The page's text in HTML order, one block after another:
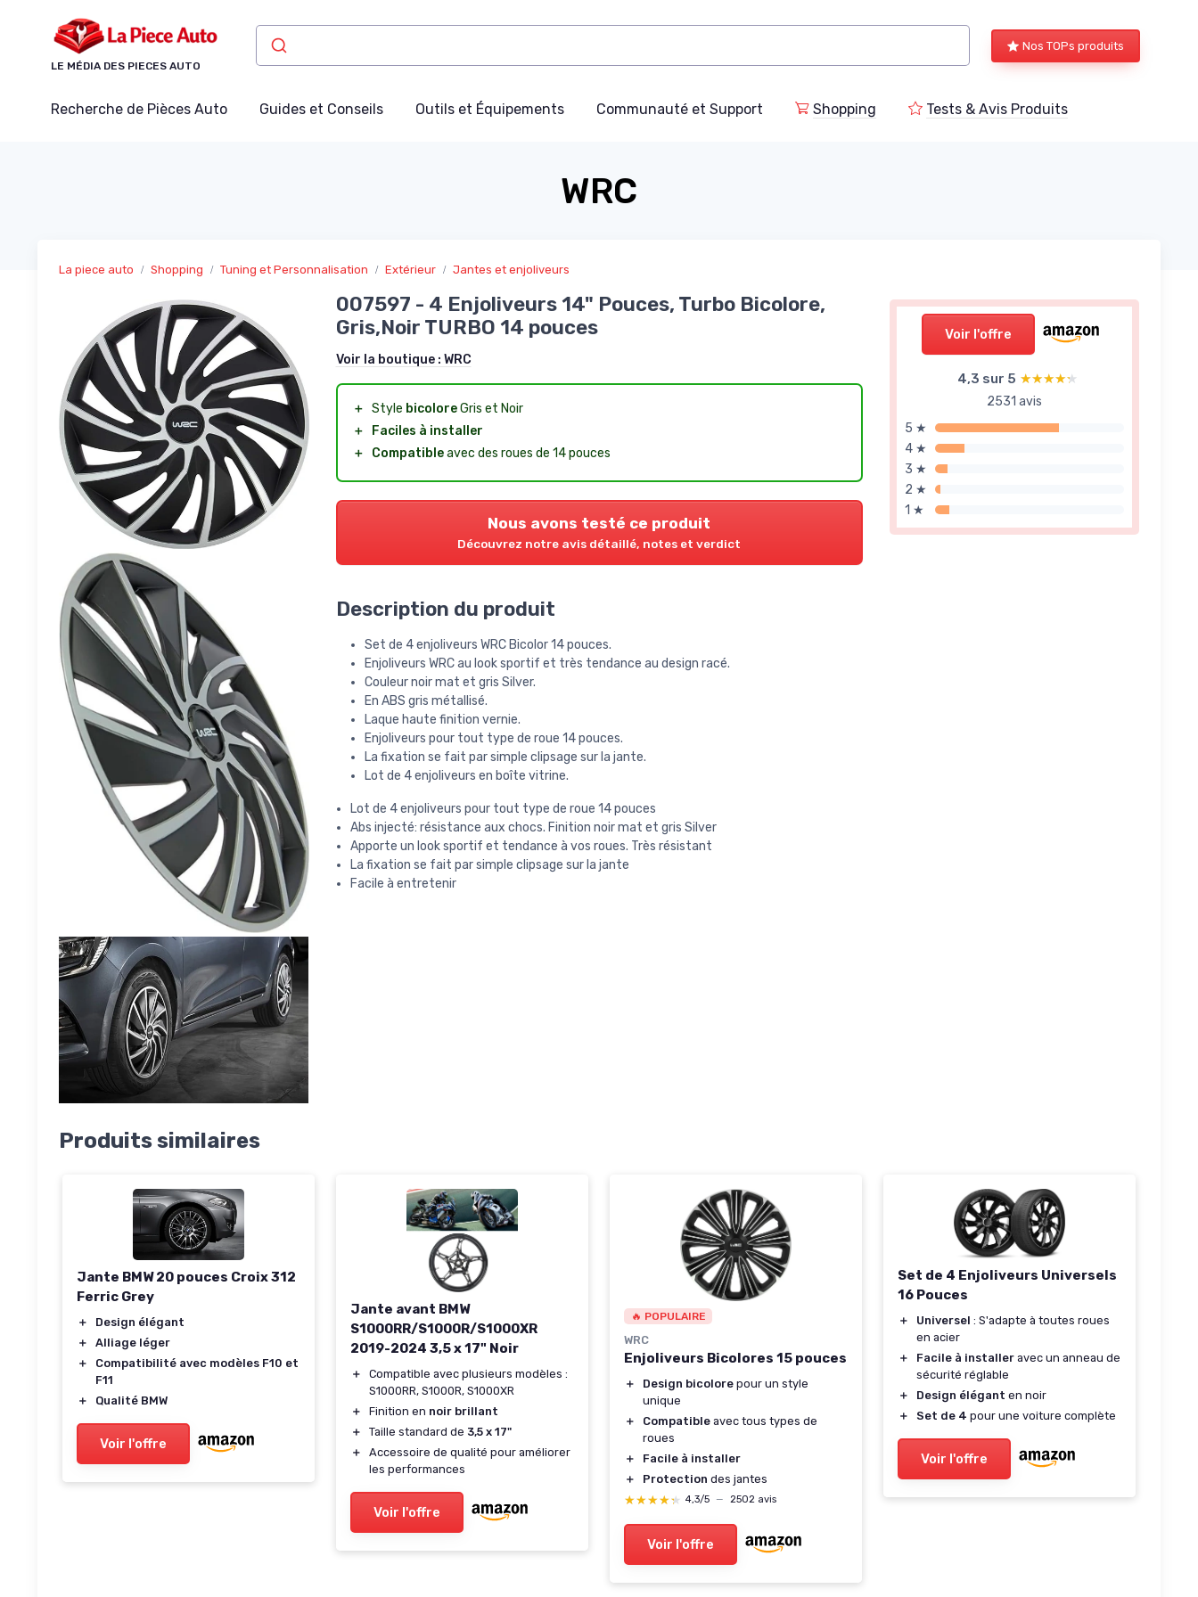
LE MÉDIA DES PIECES AUTO
Nos TOPs produits
Recherche de Pièces Auto Guides et Conseils Outils et Équipements Communauté et Support Shopping Tests & Avis Produits
WRC
La piece auto Shopping Tuning et Personnalisation Extérieur Jantes et enjoliveurs
Voir l'offre
4,3 sur 5 ★★★★★
★★★★★
2531 avis
5 ★
4 ★
3 ★
2 ★
1 ★
007597 - 4 Enjoliveurs 14" Pouces, Turbo Bicolore,
Gris,Noir TURBO 14 pouces
Voir la boutique : WRC
＋ Style bicoloreGris et Noir
＋
Faciles à installer
＋
Compatibleavec des roues de 14 pouces
Nous avons testé ce produit
Découvrez notre avis détaillé, notes et verdict
Description du produit
Set de 4 enjoliveurs WRC Bicolor 14 pouces.
Enjoliveurs WRC au look sportif et très tendance au design racé.
Couleur noir mat et gris Silver.
En ABS gris métallisé.
Laque haute finition vernie.
Enjoliveurs pour tout type de roue 14 pouces.
La fixation se fait par simple clipsage sur la jante.
Lot de 4 enjoliveurs en boîte vitrine.
Lot de 4 enjoliveurs pour tout type de roue 14 pouces
Abs injecté: résistance aux chocs. Finition noir mat et gris Silver
Apporte un look sportif et tendance à vos roues. Très résistant
La fixation se fait par simple clipsage sur la jante
Facile à entretenir
Produits similaires
Jante BMW 20 pouces Croix 312
Ferric Grey
＋
Design élégant
＋
Alliage léger
＋
Compatibilité avec modèles F10 et
F11
＋
Qualité BMW
Voir l'offre
Jante avant BMW
S1000RR/S1000R/S1000XR
2019-2024 3,5 x 17" Noir
＋
Compatible avec plusieurs modèles :
S1000RR, S1000R, S1000XR
＋
Finition en noir brillant
＋
Taille standard de 3,5 x 17"
＋
Accessoire de qualité pour améliorer
les performances
Voir l'offre
🔥 POPULAIRE
WRC
Enjoliveurs Bicolores 15 pouces
＋ Design bicolore pour un style
unique
＋
Compatible avec tous types de
roues
＋
Facile à installer
＋
Protection des jantes
★★★★★
★★★★★ 4,3/5 — 2502 avis
Voir l'offre
Set de 4 Enjoliveurs Universels
16 Pouces
＋ Universel : S'adapte à toutes roues
en acier
＋
Facile à installer avec un anneau de
sécurité réglable
＋
Design élégant en noir
＋
Set de 4 pour une voiture complète
Voir l'offre